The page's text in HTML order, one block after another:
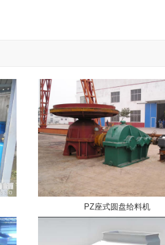
PZ座式圆盘给料机